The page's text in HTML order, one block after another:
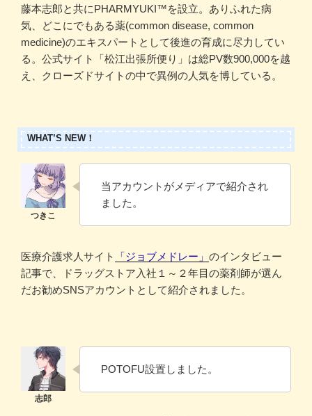
藤本志郎と共にPHARMYUKI™️を設立。ありふれた病
気、どこにでもある薬(common disease, common
medicine)のエキスパートとして後進の育成に尽力してい
る。公式サイト「松江出張所便り」は総PV数900,000を越
え、クローズドサイトの中で異例の人気を博している。
WHAT’S NEW！
当アカウントがメディアで紹介され
ました。
医療介護求人サイト 「ジョブメドレー」 のインタビュー
記事で、ドラッグストア入社１～２年目の薬剤師が選ん
だお勧めSNSアカウントとして紹介されました。
POTOFU設置しました。